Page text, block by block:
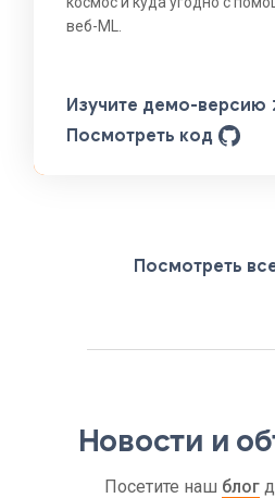
веб-ML.
Изучите демо-версию
Посмотреть код
Посмотреть
Новости и
Посетите наш блог